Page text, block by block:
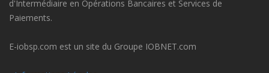
d'Intermédiaire en Opérations Bancaires et Services de
Paiements.
E-iobsp.com est un site du Groupe IOBNET.com